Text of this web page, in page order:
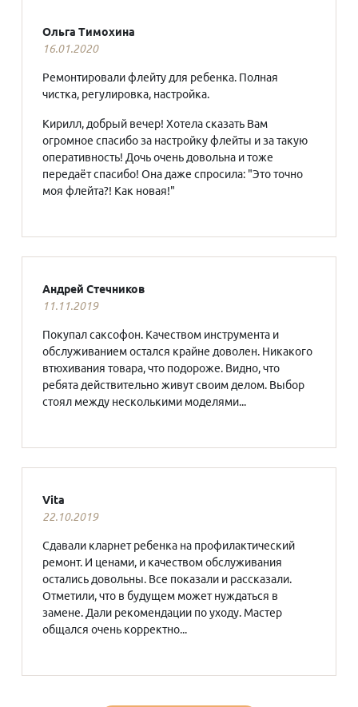
Ольга Тимохина
16.01.2020
Ремонтировали флейту для ребенка. Полная
чистка, регулировка, настройка.
Кирилл, добрый вечер! Хотела сказать Вам
огромное спасибо за настройку флейты и за такую
оперативность! Дочь очень довольна и тоже
передаёт спасибо! Она даже спросила: "Это точно
моя флейта?! Как новая!"
Андрей Стечников
11.11.2019
Покупал саксофон. Качеством инструмента и
обслуживанием остался крайне доволен. Никакого
втюхивания товара, что подороже. Видно, что
ребята действительно живут своим делом. Выбор
стоял между несколькими моделями...
Vita
22.10.2019
Сдавали кларнет ребенка на профилактический
ремонт. И ценами, и качеством обслуживания
остались довольны. Все показали и рассказали.
Отметили, что в будущем может нуждаться в
замене. Дали рекомендации по уходу. Мастер
общался очень корректно...